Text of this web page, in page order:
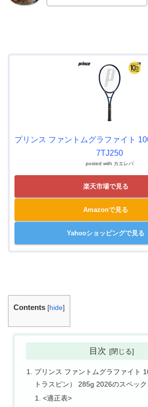
プリンス ファントムグラファイト
7TJ250
posted with カエレバ
楽天市場で見る
Amazonで見る
Yahooショッピングで見る
Contents [hide]
目次
プリンス ファントムグラファイト
トラスピン） 285g 2026のスペック
<適正表>